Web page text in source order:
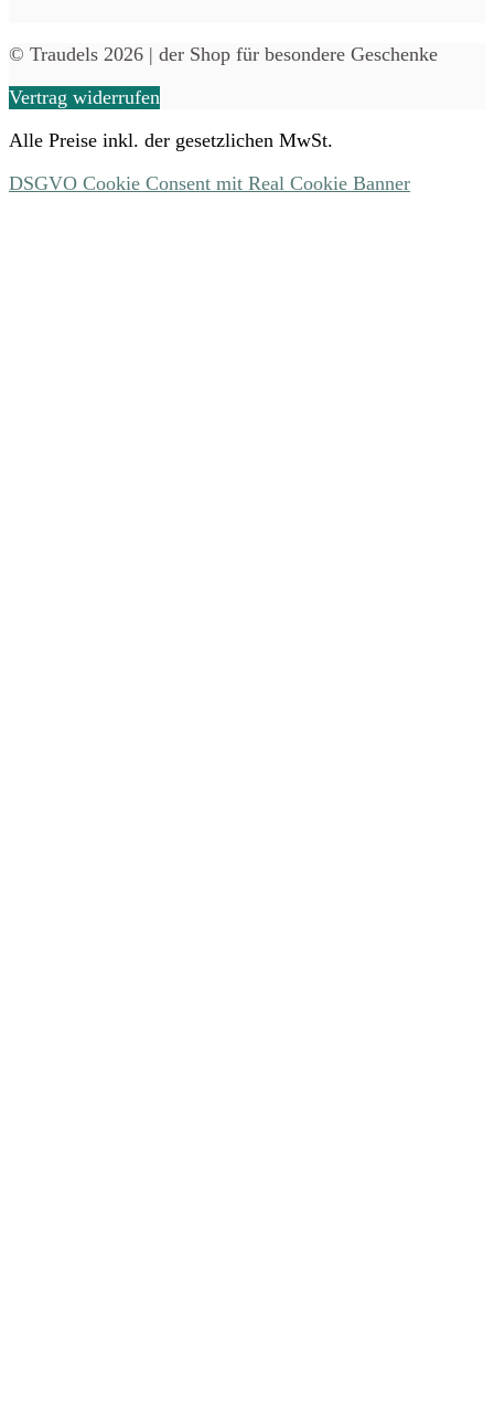
© Traudels 2026 | der Shop für besondere Geschenke
Vertrag widerrufen
Alle Preise inkl. der gesetzlichen MwSt.
DSGVO Cookie Consent mit Real Cookie Banner